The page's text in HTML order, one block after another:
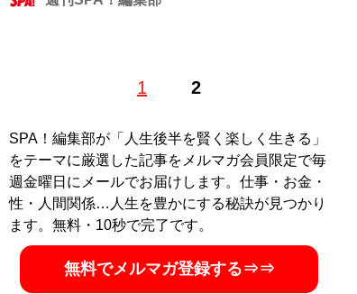
1 2
SPA！編集部が「人生後半を賢く楽しく生きる」
をテーマに厳選した記事をメルマガ会員限定で毎
週金曜日にメールでお届けします。仕事・お金・
性・人間関係…人生を豊かにする秘訣が見つかり
ます。無料・10秒で完了です。
無料でメルマガ登録する⇒⇒